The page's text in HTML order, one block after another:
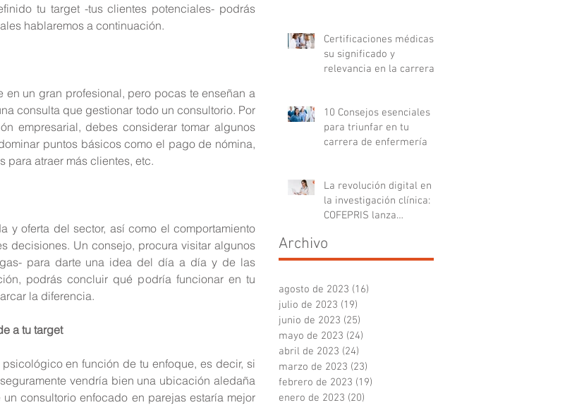
tu target -tus clientes potenciales- podrás
hablaremos a continuación.
en un gran profesional, pero pocas te enseñan a
consulta que gestionar todo un consultorio. Por
empresarial, debes considerar tomar algunos
puntos básicos como el pago de nómina,
para atraer más clientes, etc.
y oferta del sector, así como el comportamiento
decisiones. Un consejo, procura visitar algunos
para darte una idea del día a día y de las
podrás concluir qué podría funcionar en tu
la diferencia.
a tu target
en función de tu enfoque, es decir, si
vendría bien una ubicación aledaña
consultorio enfocado en parejas estaría mejor
Certificaciones médicas:
su significado y
relevancia en la carrera
10 Consejos esenciales
para triunfar en tu
carrera de enfermería
La revolución digital en
la investigación clínica:
COFEPRIS lanza
Archivo
agosto de 2023 (16)
julio de 2023 (19)
junio de 2023 (25)
mayo de 2023 (24)
abril de 2023 (24)
marzo de 2023 (23)
febrero de 2023 (19)
enero de 2023 (20)